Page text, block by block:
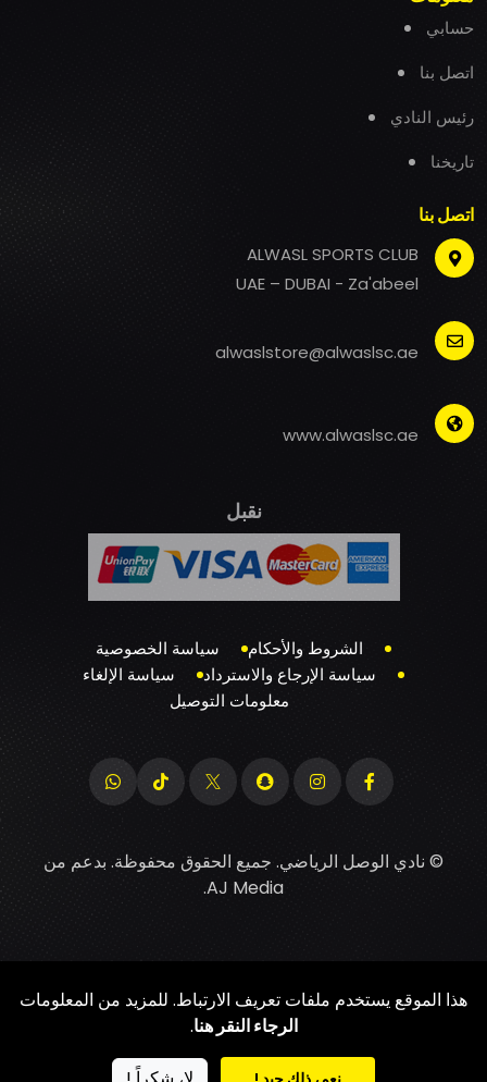
حسابي
اتصل بنا
رئيس النادي
تاريخنا
اتصل بنا
ALWASL SPORTS CLUB
UAE – DUBAI - Za'abeel
alwaslstore@alwaslsc.ae
www.alwaslsc.ae
نقبل
الشروط والأحكام
سياسة الخصوصية
سياسة الإرجاع والاسترداد
سياسة الإلغاء
معلومات التوصيل
© نادي الوصل الرياضي. جميع الحقوق محفوظة. بدعم من
AJ Media
.
هذا الموقع يستخدم ملفات تعريف الارتباط. للمزيد من المعلومات
الرجاء النقر هنا.